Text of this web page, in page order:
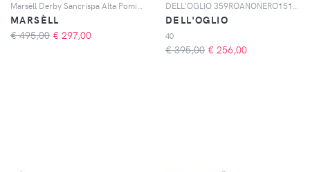
MARSÈLL
€ 495,00 € 297,00
DELL'OGLIO
40
€ 395,00 € 256,00